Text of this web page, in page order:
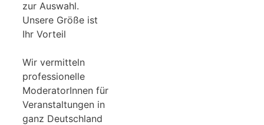
zur Auswahl.
Unsere Größe ist
Ihr Vorteil
Wir vermitteln
professionelle
ModeratorInnen für
Veranstaltungen in
ganz Deutschland